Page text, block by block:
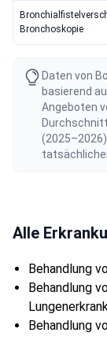
Bronchoskopie
Daten von
basierend
Angeboten
Alle
Behandlung
Behandlung
Behandlung